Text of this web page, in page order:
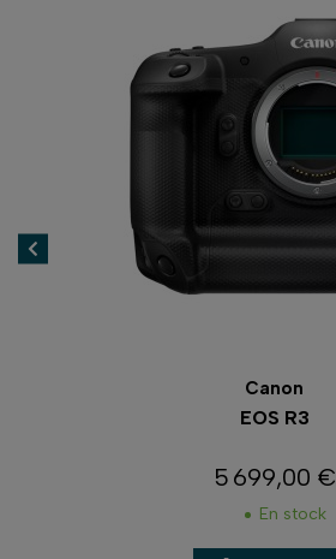
Canon
EOS R3
Prix
5 699,00 €
En stock